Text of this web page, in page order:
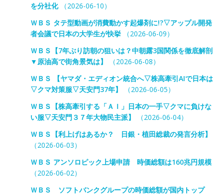
を分社化（2026-06-10）
ＷＢＳ タテ型動画が消費動かす起爆剤に!?▽アップル開発
者会議で日本の大学生が快挙（2026-06-09）
ＷＢＳ【7年ぶり訪朝の狙いは？中朝露3国関係を徹底解剖
▼原油高で街角景気は】
（2026-06-08）
ＷＢＳ 【ヤマダ・エディオン統合へ▽株高牽引AIで日本は
▽クマ対策服▽天安門37年】
（2026-06-05）
ＷＢＳ【株高牽引する「ＡＩ」日本の一手▽クマに負けな
い服▽天安門３７年大物民主派】
（2026-06-04）
ＷＢＳ【利上げはあるか？ 日銀・植田総裁の発言分析】
（2026-06-03）
ＷＢＳ アンソロピック上場申請 時価総額は160兆円規模
（2026-06-02）
ＷＢＳ ソフトバンクグループの時価総額が国内トップ